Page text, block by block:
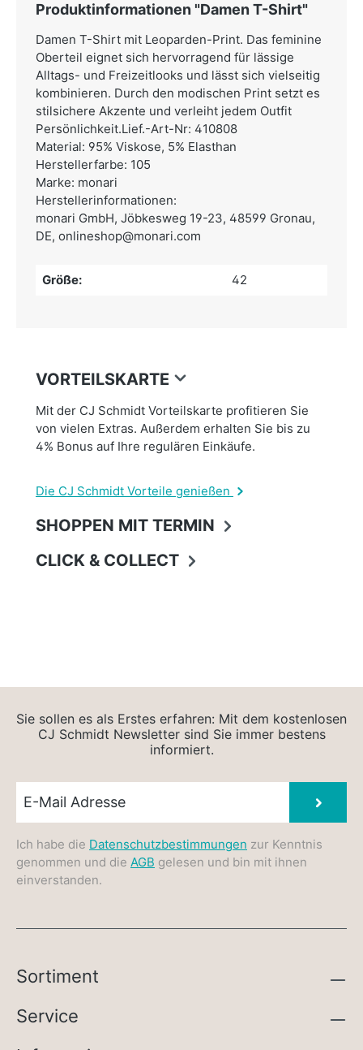
Produktinformationen "Damen T-Shirt"
Damen T-Shirt mit Leoparden-Print. Das feminine
Oberteil eignet sich hervorragend für lässige
Alltags- und Freizeitlooks und lässt sich vielseitig
kombinieren. Durch den modischen Print setzt es
stilsichere Akzente und verleiht jedem Outfit
Persönlichkeit.Lief.-Art-Nr: 410808
Material: 95% Viskose, 5% Elasthan
Herstellerfarbe: 105
Marke: monari
Herstellerinformationen:
monari GmbH, Jöbkesweg 19-23, 48599 Gronau,
DE, onlineshop@monari.com
Größe: 42
VORTEILSKARTE
Mit der CJ Schmidt Vorteilskarte profitieren Sie
von vielen Extras. Außerdem erhalten Sie bis zu
4% Bonus auf Ihre regulären Einkäufe.
Die CJ Schmidt Vorteile genießen
SHOPPEN MIT TERMIN
CLICK & COLLECT
Sie sollen es als Erstes erfahren: Mit dem kostenlosen
CJ Schmidt Newsletter sind Sie immer bestens
informiert.
Ich habe die Datenschutzbestimmungen zur Kenntnis
genommen und die AGB gelesen und bin mit ihnen
einverstanden.
Sortiment
Service